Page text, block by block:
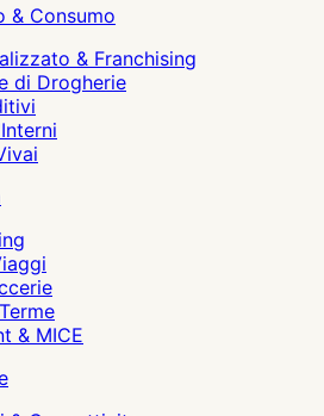
& Consumo
& Franchising
di Drogherie
& MICE